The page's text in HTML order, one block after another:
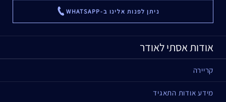
ניתן לפנות אלינו ב-WHATSAPP ...
אודות אסתי לאודר
קריירה
מידע אודות התאגיד